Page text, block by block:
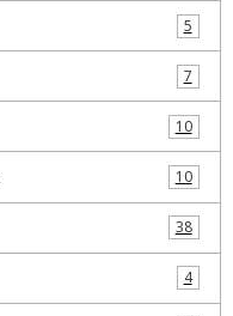
5
7
10
10
38
4